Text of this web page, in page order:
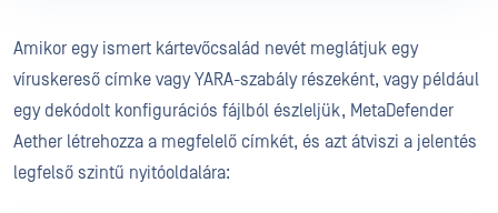
Amikor egy ismert kártevőcsalád nevét meglátjuk egy
víruskereső címke vagy YARA-szabály részeként, vagy például
egy dekódolt konfigurációs fájlból észleljük, MetaDefender
Aether létrehozza a megfelelő címkét, és azt átviszi a jelentés
legfelső szintű nyitóoldalára: